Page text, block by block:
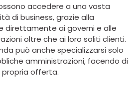
accedere a una vasta
di business, grazie alla
direttamente ai governi e alle
oltre che ai loro soliti clienti.
può anche specializzarsi solo
amministrazioni, facendo di
offerta.